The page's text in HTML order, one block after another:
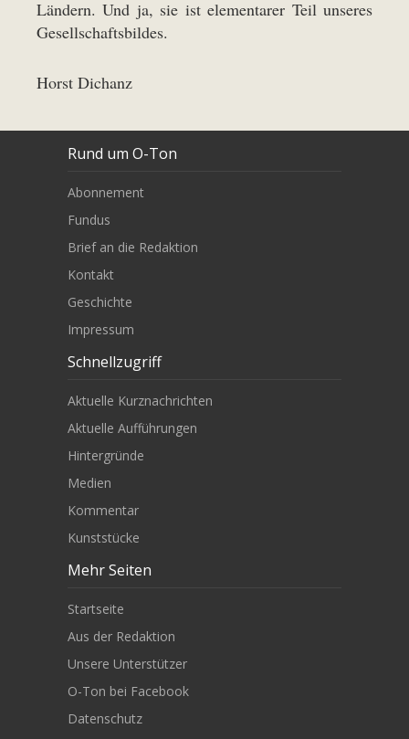
Ländern. Und ja, sie ist elementarer Teil unseres
Gesellschaftsbildes.
Horst Dichanz
Rund um O-Ton
Abonnement
Fundus
Brief an die Redaktion
Kontakt
Geschichte
Impressum
Schnellzugriff
Aktuelle Kurznachrichten
Aktuelle Aufführungen
Hintergründe
Medien
Kommentar
Kunststücke
Mehr Seiten
Startseite
Aus der Redaktion
Unsere Unterstützer
O-Ton bei Facebook
Datenschutz